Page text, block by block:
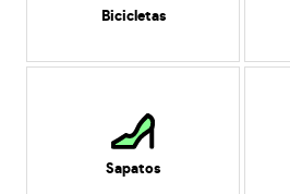
Bicicletas
Sapatos